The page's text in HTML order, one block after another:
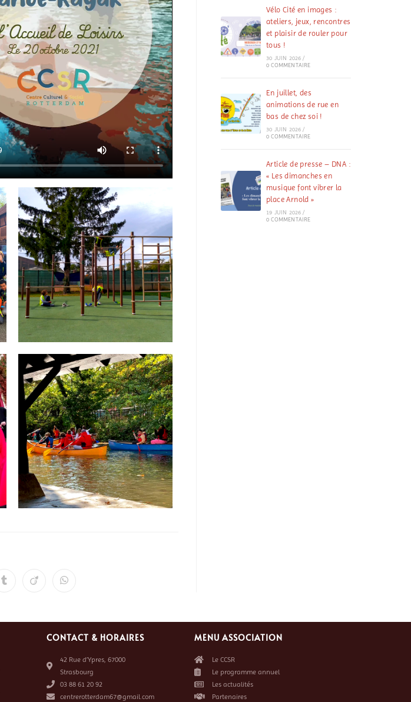
Vélo Cité en images :
ateliers, jeux, rencontres
et plaisir de rouler pour
tous !
30 JUIN 2026 /
0 COMMENTAIRE
En juillet, des
animations de rue en
bas de chez soi !
30 JUIN 2026 /
0 COMMENTAIRE
Article de presse – DNA :
« Les dimanches en
musique font vibrer la
place Arnold »
19 JUIN 2026 /
0 COMMENTAIRE
CONTACT & HORAIRES
42 Rue d’Ypres, 67000
Strasbourg
03 88 61 20 92
centrerotterdam67@gmail.com
MENU ASSOCIATION
Le CCSR
Le programme annuel
Les actualités
Partenaires